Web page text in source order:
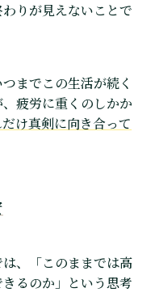
りが見えないことで
までこの生活が続く
疲労に重くのしかか
け真剣に向き合って
、「このままでは高
るのか」という思考